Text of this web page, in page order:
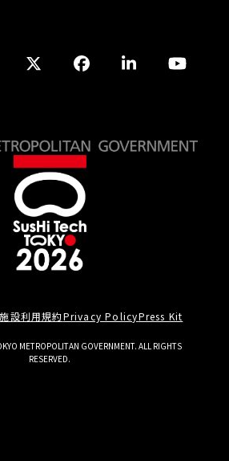
施設利用規約Privacy PolicyPress Kit
METROPOLITAN GOVERNMENT. ALL RIGHTS
RESERVED.